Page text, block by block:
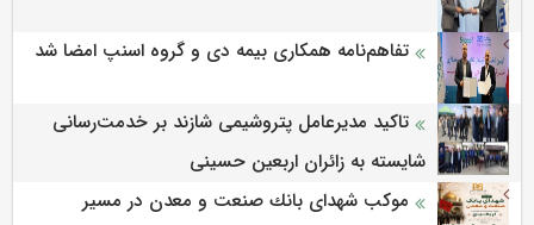
تفاهم‌نامه همکاری بیمه دی و گروه اسنپ امضا شد
تاکید مدیرعامل پتروشیمی شازند بر خدمت‌رسانی
شایسته به زائران اربعین حسینی
موكب شهدای بانك صنعت و معدن در مسیر